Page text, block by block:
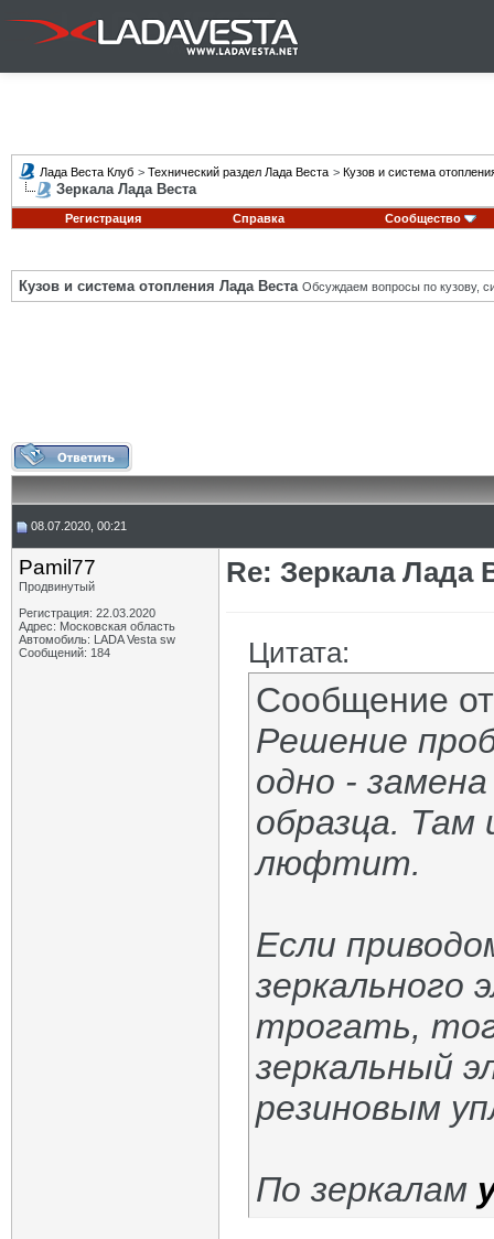
Лада Веста Клуб > Технический раздел Лада Веста > Кузов и система
Зеркала Лада Веста
Регистрация Справка Сообщество
Кузов и система отопления Лада Веста Обсуждаем вопросы по кузову,
08.07.2020, 00:21
Pamil77
Продвинутый
Регистрация: 22.03.2020
Адрес: Московская область
Автомобиль: LADA Vesta sw
Сообщений: 184
Re: Зеркала Лада
Цитата:
Сообщение
Решение
одно - замена
образца. Там
люфтит.
Если
зеркального
трогать,
зеркальный
резиновым
По зеркалам